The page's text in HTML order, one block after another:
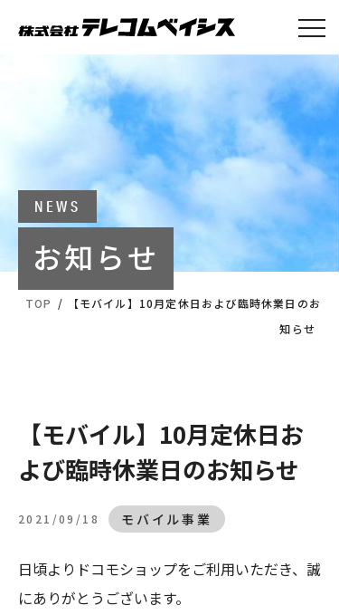
トップ
事業案内
会社概要
採用情報
お知らせ
テレコムベイシス本社・求人
へのお問い合わせ
025-770-2026
道の駅事業
・フリーペーパー道の駅
へのお問い合わせ
025-788-0387
NEWS
お知らせ
TOP /
【モバイル】10月定休日および臨時休業日のお
知らせ
【モバイル】10月定休日お
よび臨時休業日のお知らせ
2021/09/18 モバイル事業
日頃よりドコモショップをご利用いただき、誠
にありがとうございます。